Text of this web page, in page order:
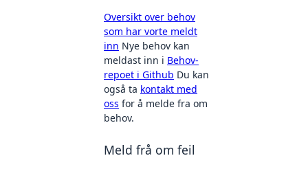
Oversikt over behov
som har vorte meldt
inn Nye behov kan
meldast inn i Behov-
repoet i Github Du kan
også ta kontakt med
oss for å melde fra om
behov.
Meld frå om feil